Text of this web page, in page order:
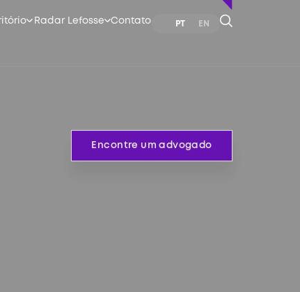
Radar Lefosse Contato PT EN